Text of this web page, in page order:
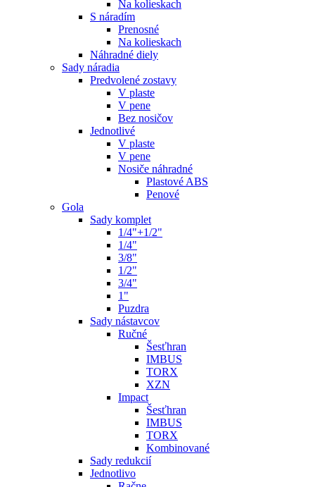
Na kolieskach
S náradím
Prenosné
Na kolieskach
Náhradné diely
Sady náradia
Predvolené zostavy
V plaste
V pene
Bez nosičov
Jednotlivé
V plaste
V pene
Nosiče náhradné
Plastové ABS
Penové
Gola
Sady komplet
1/4"+1/2"
1/4"
3/8"
1/2"
3/4"
1"
Puzdra
Sady nástavcov
Ručné
Šesťhran
IMBUS
TORX
XZN
Impact
Šesťhran
IMBUS
TORX
Kombinované
Sady redukcií
Jednotlivo